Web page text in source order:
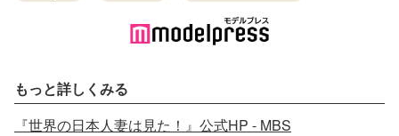
もっと詳しくみる
『世界の日本人妻は見た！』公式HP - MBS